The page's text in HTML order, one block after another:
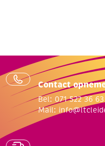
Contact
Bel: 071 522 36 63
Mail: